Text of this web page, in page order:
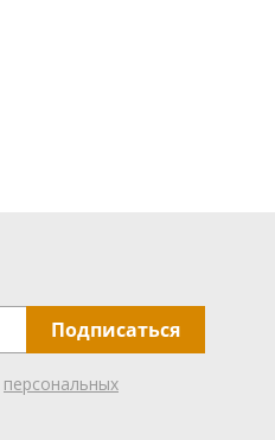
Подписаться
персональных